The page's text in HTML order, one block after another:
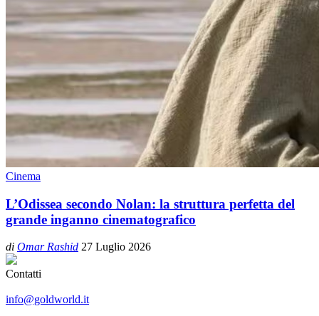
Cinema
L’Odissea secondo Nolan: la struttura perfetta del
grande inganno cinematografico
di Omar Rashid 27 Luglio 2026
Contatti
info@goldworld.it